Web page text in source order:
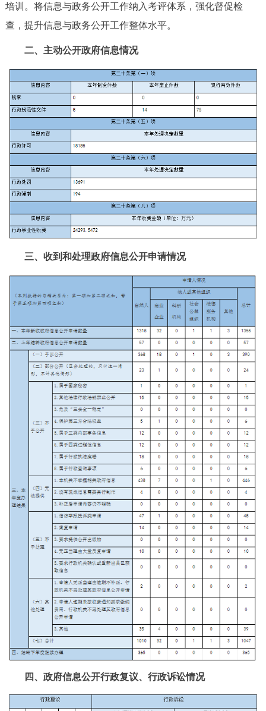
培训。将信息与政务公开工作纳入考评体系，强化督促检
查，提升信息与政务公开工作整体水平。
二、主动公开政府信息情况
三、收到和处理政府信息公开申请情况
四、政府信息公开行政复议、行政诉讼情况